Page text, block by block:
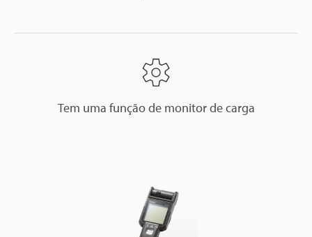
Tem uma função de monitor de carga